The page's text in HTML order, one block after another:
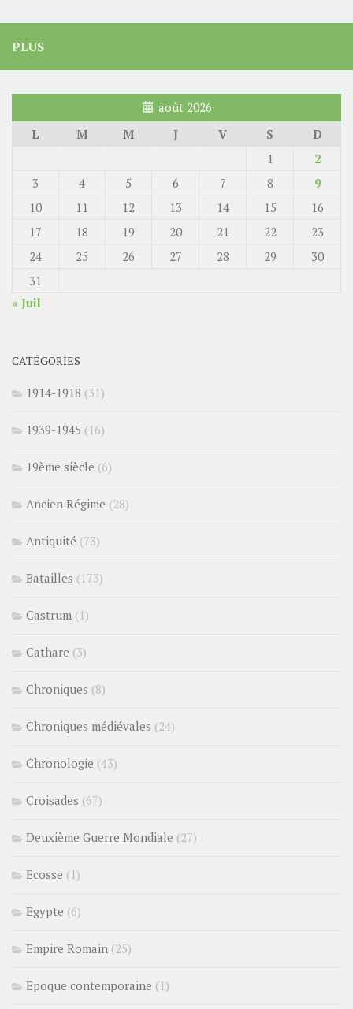
PLUS
août 2026
L
M M J V S
D
1
2
3
4 5 6 7 8
9
10
11 12 13 14 15
16
17
18 19 20 21 22
23
24
25 26 27 28 29
30
31
« Juil
CATÉGORIES
1914-1918 (31)
1939-1945 (16)
19ème siècle (6)
Ancien Régime (28)
Antiquité (73)
Batailles (173)
Castrum (1)
Cathare (3)
Chroniques (8)
Chroniques médiévales (24)
Chronologie (43)
Croisades (67)
Deuxième Guerre Mondiale (27)
Ecosse (1)
Egypte (6)
Empire Romain (25)
Epoque contemporaine (1)